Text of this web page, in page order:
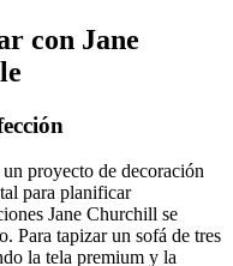
con Jane
proyecto de decoración
para planificar
Jane Churchill se
Para tapizar un sofá de tres
la tela premium y la